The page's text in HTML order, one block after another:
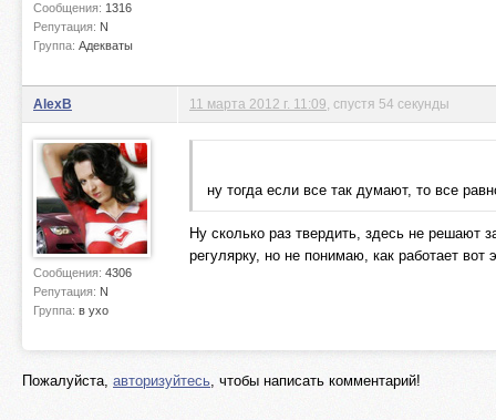
Сообщения: 1316
Репутация: N
Группа: Адекваты
AlexB
Сообщения: 4306
Репутация: N
Группа: в ухо
11 марта 2012 г. 11:09 , спустя 54 секунды
ну тогда если все так думают, то все
Ну сколько раз твердить, здесь не решают
регулярку, но не понимаю, как работает вот
Пожалуйста, авторизуйтесь, чтобы написать комментарий!